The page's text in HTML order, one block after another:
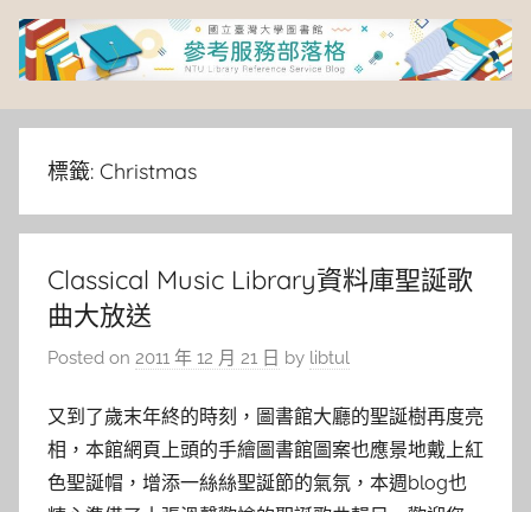
Skip
content
臺
灣
大
學
圖
書
館
標籤: Christmas
Classical Music Library資料庫聖誕歌
曲大放送
Posted on 2011 年 12 月 21 日 by libtul
又到了歲末年終的時刻，圖書館大廳的聖誕樹再度亮
相，本館網頁上頭的手繪圖書館圖案也應景地戴上紅
色聖誕帽，增添一絲絲聖誕節的氣氛，本週blog也